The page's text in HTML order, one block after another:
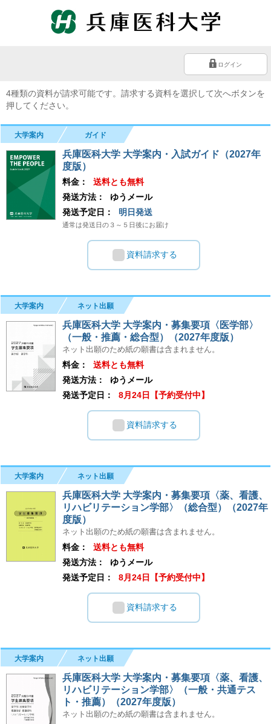
ログイン
4種類の資料が請求可能です。請求する資料を選択して次へボタンを
押してください。
大学案内 ガイド
兵庫医科大学 大学案内・入試ガイド（2027年
度版）
料金：
送料とも無料
発送方法：
ゆうメール
発送予定日：
明日発送
通常は発送日の３～５日後にお届け
資料請求する
大学案内 ネット出願
兵庫医科大学 大学案内・募集要項〈医学部〉
（一般・推薦・総合型）（2027年度版）
ネット出願のため紙の願書は含まれません。
料金：
送料とも無料
発送方法：
ゆうメール
発送予定日：
8月24日【予約受付中】
資料請求する
大学案内 ネット出願
兵庫医科大学 大学案内・募集要項〈薬、看護、
リハビリテーション学部〉（総合型）（2027年
度版）
ネット出願のため紙の願書は含まれません。
料金：
送料とも無料
発送方法：
ゆうメール
発送予定日：
8月24日【予約受付中】
資料請求する
大学案内 ネット出願
兵庫医科大学 大学案内・募集要項〈薬、看護、
リハビリテーション学部〉（一般・共通テス
ト・推薦）（2027年度版）
ネット出願のため紙の願書は含まれません。